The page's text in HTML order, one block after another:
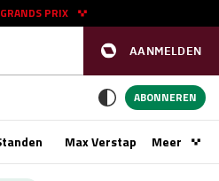
AANMELDEN
PRIX
11 - 13 sep
ABONNEREN
Max VerstappenMeer